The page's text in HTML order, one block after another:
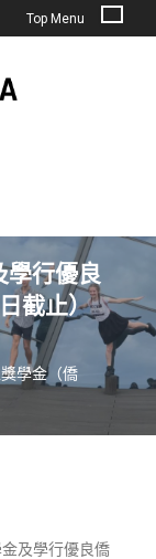
Top Menu
學行優良
截止）
學金（僑
及學行優良僑